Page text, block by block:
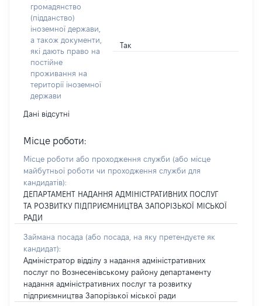
громадянство
(підданство)
іноземної держави,
а також документи,
які дають право на
постійне
проживання на
території іноземної
держави
Так
Дані відсутні
Місце роботи:
Місце роботи або проходження служби (або місце
майбутньої роботи чи проходження служби для
кандидатів):
ДЕПАРТАМЕНТ НАДАННЯ АДМІНІСТРАТИВНИХ ПОСЛУГ
ТА РОЗВИТКУ ПІДПРИЄМНИЦТВА ЗАПОРІЗЬКОЇ МІСЬКОЇ
РАДИ
Займана посада (або посада, на яку претендуєте як
кандидат):
Адміністратор відділу з надання адміністративних
послуг по Вознесенівському району департаменту
надання адміністративних послуг та розвитку
підприємництва Запорізької міської ради